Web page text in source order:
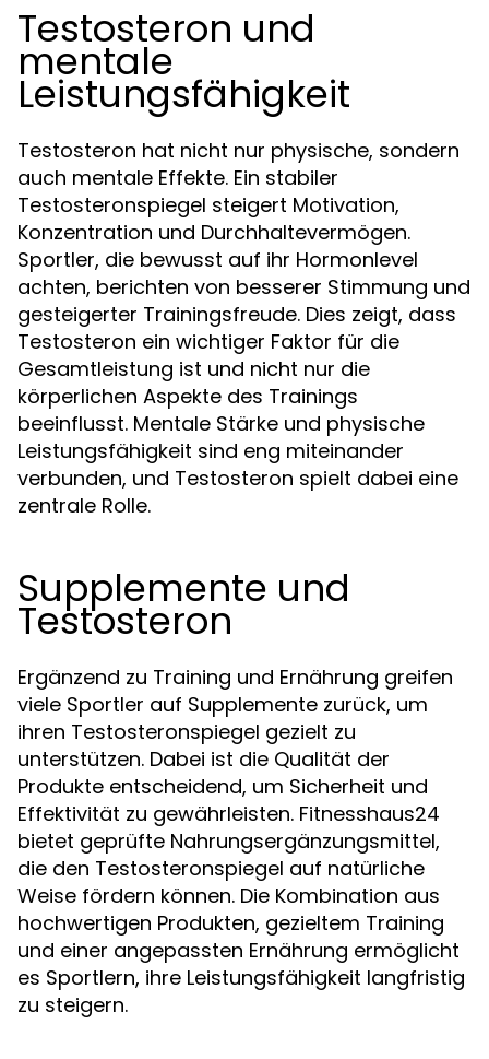
Testosteron und
mentale
Leistungsfähigkeit
Testosteron hat nicht nur physische, sondern
auch mentale Effekte. Ein stabiler
Testosteronspiegel steigert Motivation,
Konzentration und Durchhaltevermögen.
Sportler, die bewusst auf ihr Hormonlevel
achten, berichten von besserer Stimmung und
gesteigerter Trainingsfreude. Dies zeigt, dass
Testosteron ein wichtiger Faktor für die
Gesamtleistung ist und nicht nur die
körperlichen Aspekte des Trainings
beeinflusst. Mentale Stärke und physische
Leistungsfähigkeit sind eng miteinander
verbunden, und Testosteron spielt dabei eine
zentrale Rolle.
Supplemente und
Testosteron
Ergänzend zu Training und Ernährung greifen
viele Sportler auf Supplemente zurück, um
ihren Testosteronspiegel gezielt zu
unterstützen. Dabei ist die Qualität der
Produkte entscheidend, um Sicherheit und
Effektivität zu gewährleisten. Fitnesshaus24
bietet geprüfte Nahrungsergänzungsmittel,
die den Testosteronspiegel auf natürliche
Weise fördern können. Die Kombination aus
hochwertigen Produkten, gezieltem Training
und einer angepassten Ernährung ermöglicht
es Sportlern, ihre Leistungsfähigkeit langfristig
zu steigern.